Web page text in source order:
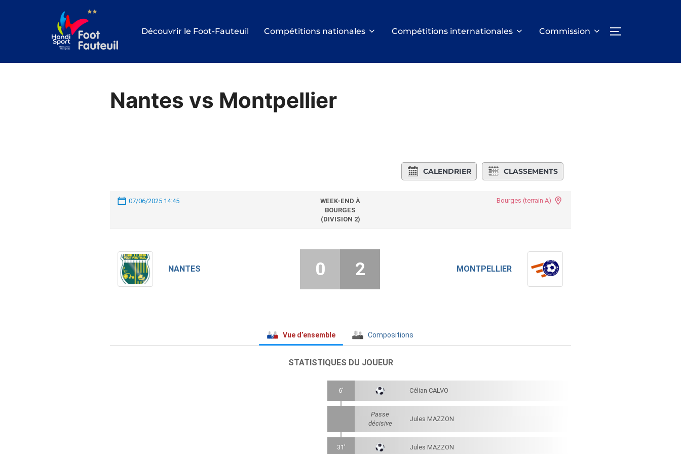
Découvrir le Foot-Fauteuil Compétitions nationales Compétitions internationales Commission PERMUTER
Nantes vs Montpellier
CALENDRIER CLASSEMENTS
07/06/2025 14:45
WEEK-END À
BOURGES
(DIVISION 2)
Bourges (terrain A)
NANTES MONTPELLIER
0 2
Vue d’ensemble Compositions
STATISTIQUES DU JOUEUR
6' Célian CALVO
Passe
décisive
Jules MAZZON
31' Jules MAZZON